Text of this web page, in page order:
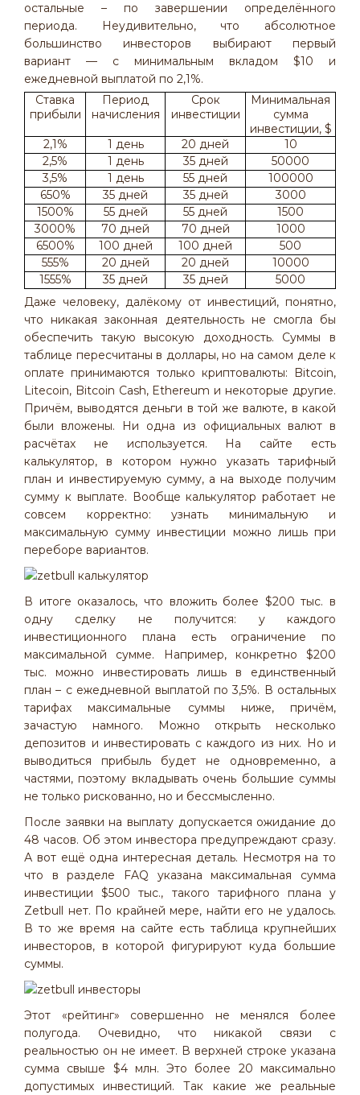
остальные – по завершении определённого
периода. Неудивительно, что абсолютное
большинство инвесторов выбирают первый
вариант — с минимальным вкладом $10 и
ежедневной выплатой по 2,1%.
Ставка
прибыли
Период
начисления
Срок
инвестиции
Минимальная
сумма
инвестиции, $
2,1%
1 день 20 дней
10
2,5%
1 день 35 дней
50000
3,5%
1 день 55 дней
100000
650%
35 дней 35 дней
3000
1500%
55 дней 55 дней
1500
3000%
70 дней 70 дней
1000
6500%
100 дней 100 дней
500
555%
20 дней 20 дней
10000
1555%
35 дней 35 дней
5000
Даже человеку, далёкому от инвестиций, понятно,
что никакая законная деятельность не смогла бы
обеспечить такую высокую доходность. Суммы в
таблице пересчитаны в доллары, но на самом деле к
оплате принимаются только криптовалюты: Bitcoin,
Litecoin, Bitcoin Cash, Ethereum и некоторые другие.
Причём, выводятся деньги в той же валюте, в какой
были вложены. Ни одна из официальных валют в
расчётах не используется. На сайте есть
калькулятор, в котором нужно указать тарифный
план и инвестируемую сумму, а на выходе получим
сумму к выплате. Вообще калькулятор работает не
совсем корректно: узнать минимальную и
максимальную сумму инвестиции можно лишь при
переборе вариантов.
В итоге оказалось, что вложить более $200 тыс. в
одну сделку не получится: у каждого
инвестиционного плана есть ограничение по
максимальной сумме. Например, конкретно $200
тыс. можно инвестировать лишь в единственный
план – с ежедневной выплатой по 3,5%. В остальных
тарифах максимальные суммы ниже, причём,
зачастую намного. Можно открыть несколько
депозитов и инвестировать с каждого из них. Но и
выводиться прибыль будет не одновременно, а
частями, поэтому вкладывать очень большие суммы
не только рискованно, но и бессмысленно.
После заявки на выплату допускается ожидание до
48 часов. Об этом инвестора предупреждают сразу.
А вот ещё одна интересная деталь. Несмотря на то
что в разделе FAQ указана максимальная сумма
инвестиции $500 тыс., такого тарифного плана у
Zetbull нет. По крайней мере, найти его не удалось.
В то же время на сайте есть таблица крупнейших
инвесторов, в которой фигурируют куда большие
суммы.
Этот «рейтинг» совершенно не менялся более
полугода. Очевидно, что никакой связи с
реальностью он не имеет. В верхней строке указана
сумма свыше $4 млн. Это более 20 максимально
допустимых инвестиций. Так какие же реальные